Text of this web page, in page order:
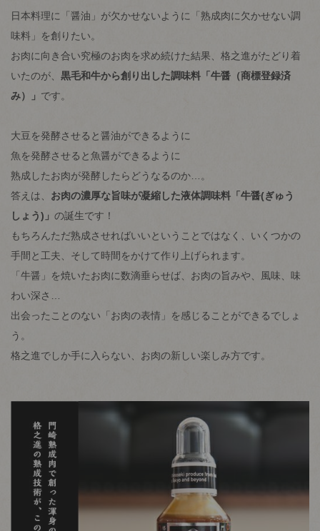
日本料理に「醤油」が欠かせないように「熟成肉に欠かせない調
味料」を創りたい。
お肉に向き合い究極のお肉を求め続けた結果、格之進がたどり着
いたのが、 黒毛和牛から創り出した調味料「牛醤（商標登録済
み）」 です。
大豆を発酵させると醤油ができるように
魚を発酵させると魚醤ができるように
熟成したお肉が発酵したらどうなるのか…。
答えは、 お肉の濃厚な旨味が凝縮した液体調味料「牛醤(ぎゅう
しょう)」 の誕生です！
もちろんただ熟成させればいいということではなく、いくつかの
手間と工夫、そして時間をかけて作り上げられます。
「牛醤」を焼いたお肉に数滴垂らせば、お肉の旨みや、風味、味
わい深さ…
出会ったことのない「お肉の表情」を感じることができるでしょ
う。
格之進でしか手に入らない、お肉の新しい楽しみ方です。